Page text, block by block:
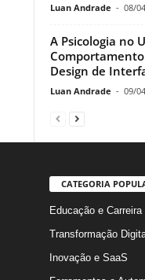
Luan Andrade - 08/
A Psicologia no
Design de
Luan Andrade - 09/
CATEGORIA
Educação e Carreira
Transformação
Inovação e SaaS